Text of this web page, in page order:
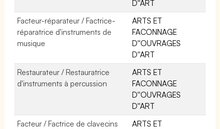
D''ART
Facteur-réparateur / Factrice-
réparatrice d'instruments de
musique
ARTS ET
FACONNAGE
D''OUVRAGES
D''ART
Restaurateur / Restauratrice
d'instruments à percussion
ARTS ET
FACONNAGE
D''OUVRAGES
D''ART
Facteur / Factrice de clavecins
ARTS ET